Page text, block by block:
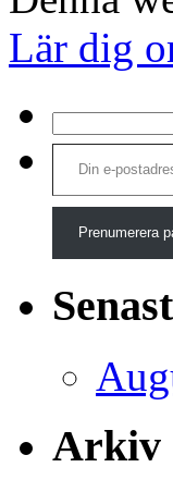
Lär dig
efter:
Din e-postadress
Prenumerera
Arkiv